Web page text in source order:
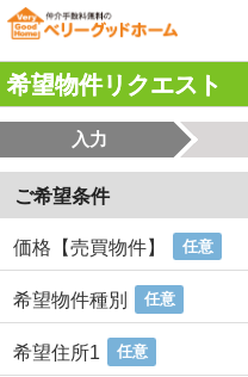
希望物件リクエスト
入力
ご希望条件
価格【売買物件】 任意
希望物件種別 任意
希望住所1 任意